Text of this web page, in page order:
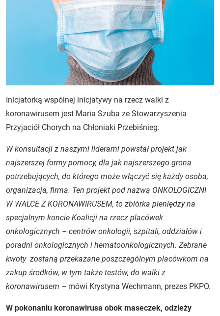
Inicjatorką wspólnej inicjatywy na rzecz walki z
koronawirusem jest Maria Szuba ze Stowarzyszenia
Przyjaciół Chorych na Chłoniaki Przebiśnieg.
W konsultacji z naszymi liderami powstał projekt jak
najszerszej formy pomocy, dla jak najszerszego grona
potrzebujących, do którego może włączyć się każdy osoba,
organizacja, firma. Ten projekt pod nazwą ONKOLOGICZNI
W WALCE Z KORONAWIRUSEM, to zbiórka pieniędzy na
specjalnym koncie Koalicji na rzecz placówek
onkologicznych – centrów onkologii, szpitali, oddziałów i
poradni onkologicznych i hematoonkologicznych. Zebrane
kwoty zostaną przekazane poszczególnym placówkom na
zakup środków, w tym także testów, do walki z
koronawirusem – mówi Krystyna Wechmann, prezes PKPO.
W pokonaniu koronawirusa obok maseczek, odzieży